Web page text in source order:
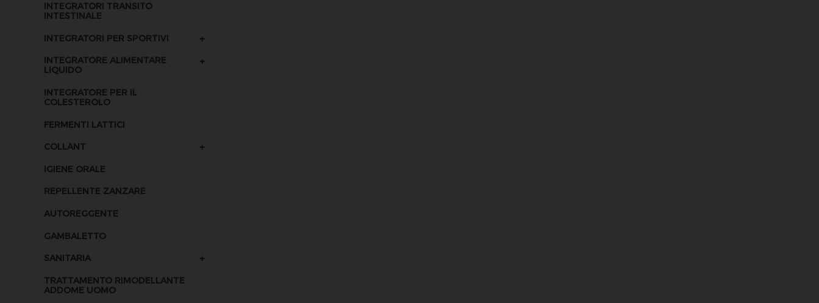
INTEGRATORI TRANSITO
INTESTINALE
INTEGRATORI PER SPORTIVI +
INTEGRATORE ALIMENTARE
LIQUIDO
+
INTEGRATORE PER IL
COLESTEROLO
FERMENTI LATTICI
COLLANT +
IGIENE ORALE
REPELLENTE ZANZARE
AUTOREGGENTE
GAMBALETTO
SANITARIA +
TRATTAMENTO RIMODELLANTE
ADDOME UOMO